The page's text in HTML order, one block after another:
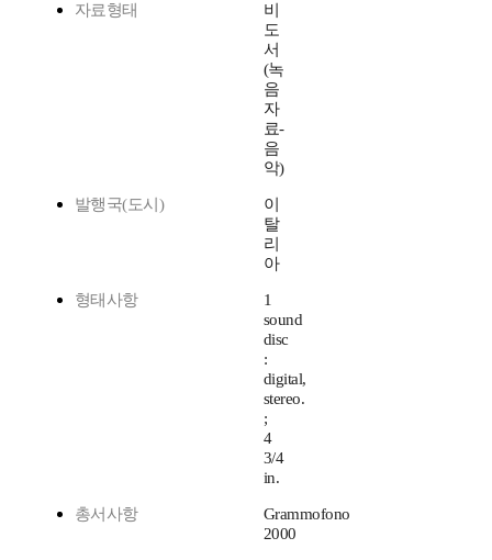
자료형태
비
도
서
(녹
음
자
료-
음
악)
발행국(도시)
이
탈
리
아
형태사항
1
sound
disc
:
digital,
stereo.
;
4
3/4
in.
총서사항
Grammofono
2000